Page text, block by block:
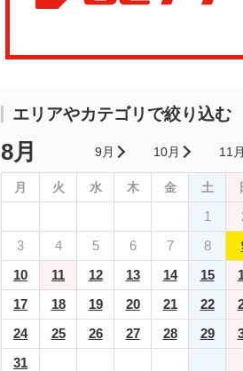
エリアやカテゴリで絞り込む
8月 9月 10月 11
月 火 水 木 金 土
1
3
4 5 6 7 8
10
11 12 13 14 15
17
18 19 20 21 22
24
25 26 27 28 29
31